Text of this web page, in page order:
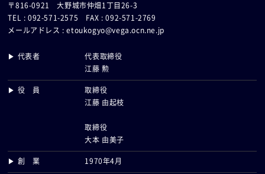
〒816-0921 大野城市仲畑1丁目26-3
TEL : 092-571-2575 FAX : 092-571-2769
メールアドレス :etoukogyo@vega.ocn.ne.jp
▶ 代表者
代表取締役
江藤 勲
▶ 役 員
取締役
江藤 由起枝
取締役
大本 由美子
▶ 創 業
1970年4月